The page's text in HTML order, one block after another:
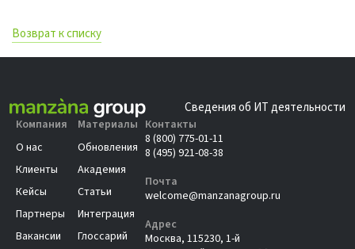
Возврат к списку
Сведения об ИТ деятельности
Компания
О нас
Клиенты
Кейсы
Партнеры
Вакансии
Материалы
Обновления
Академия
Статьи
Интеграция
Глоссарий
Контакты
8 (800) 775-01-11
8 (495) 921-08-38
Почта
welcome@manzanagroup.ru
Адрес
Москва, 115230, 1-й